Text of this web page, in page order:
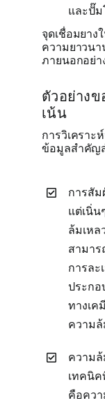
และปั๊ม
จุดเชื่อมยาง
ความยาวน
ภายนอกอย่
ตัวอย่างข
เน้น
การวิเคราะ
ข้อมูลสำคัญ
การสัม
แต่เนิ่น
ล้มเหล
สามาร
การละ
ประก
ทางเค
ความล้
ความล้
เทคนิ
คือควา